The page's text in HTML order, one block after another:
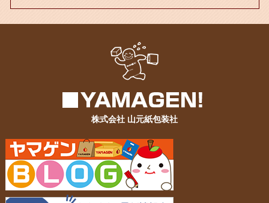
株式会社 山元紙包装社